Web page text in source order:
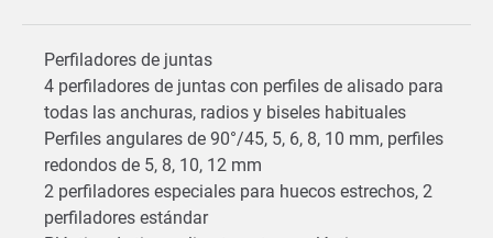
Perfiladores de juntas
4 perfiladores de juntas con perfiles de alisado para
todas las anchuras, radios y biseles habituales
Perfiles angulares de 90°/45, 5, 6, 8, 10 mm, perfiles
redondos de 5, 8, 10, 12 mm
2 perfiladores especiales para huecos estrechos, 2
perfiladores estándar